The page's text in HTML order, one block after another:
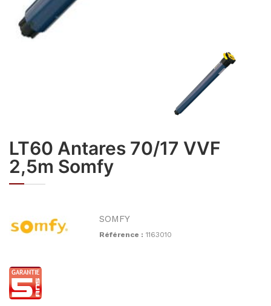
LT60 Antares 70/17 VVF
2,5m Somfy
SOMFY
Référence : 1163010